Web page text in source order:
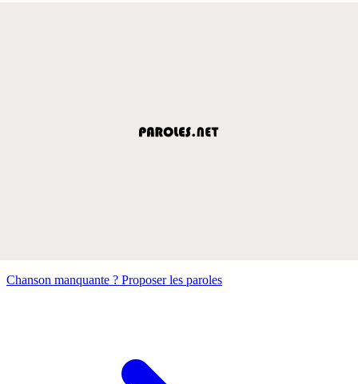
Chanson manquante ? Proposer les paroles